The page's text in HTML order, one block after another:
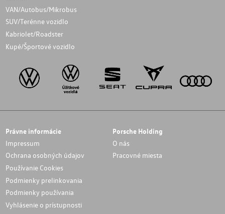
VAN/Autobus/Mikrobus
SUV/Terénne vozidlo
Kabriolet/Roadster
Kupé/Športové vozidlo
Právne informácie
Impressum
Ochrana osobných údajov
Používanie Cookies
Podmienky prelinkovania
Podmienky používania
Vyhlásenie o prístupnosti
Porsche Holding
O nás
Pracovné miesta